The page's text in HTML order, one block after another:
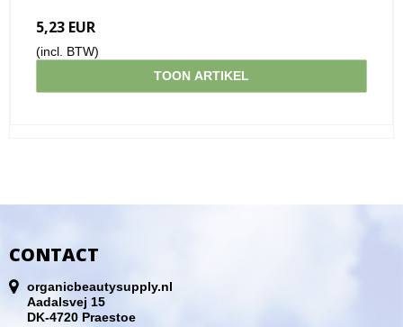
5,23 EUR
(incl. BTW)
TOON ARTIKEL
CONTACT
organicbeautysupply.nl
Aadalsvej 15
DK-4720 Praestoe